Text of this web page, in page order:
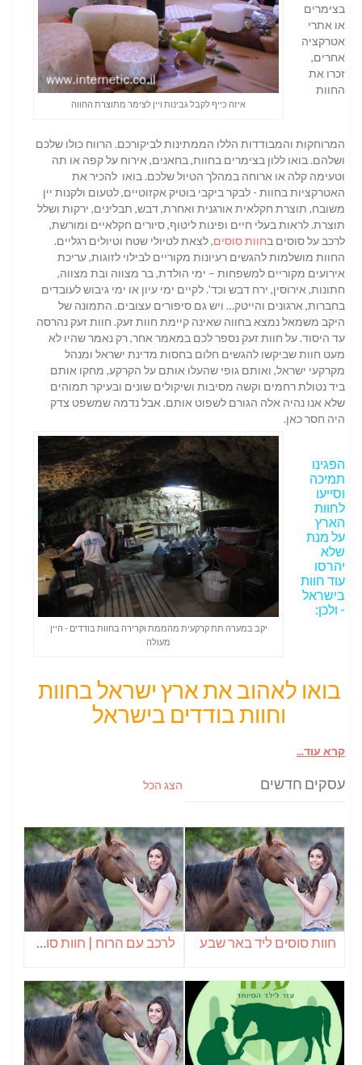
איזה כייף לקבל גבינות ויין לצימר מתוצרת החווה
בצימרים
או אתרי
אטרקציה
אחרים,
זכרו את
החוות
המרוחקות והמבודדות הללו הממתינות לביקורכם. הרווח כולו שלכם
ושלהם. בואו ללון בצימרים בחוות, בחאנים, אירוח על קפה או תה
וטעימה קלה או ארוחה במהלך הטיול שלכם. בואו להכיר את
האטרקציות בחוות - לבקר ביקבי בוטיק אקזוטיים, לטעום ולקנות יין
משובח, תוצרת חקלאית אורגנית ואחרת, דבש, תבלינים, ירקות ושלל
תוצרת. לראות בעלי חיים ופינות ליטוף, סיורים חקלאיים ומורשת,
לרכב על סוסים בחוות סוסים, לצאת לטיולי שטח וטיולים רגליים.
החוות מושלמות להגשים רעיונות מקוריים לבילוי לזוגות, עריכת
אירועים מקוריים למשפחות – ימי הולדת, בר מצווה ובת מצווה,
חתונות, אירוסין, ירח דבש וכד'. לקיים ימי עיון או ימי גיבוש לעובדים
בחברות, ארגונים והייטק… ויש גם סיפורים עצובים. התמונה של
היקב משמאל נמצא בחווה שאינה קיימת חוות זעק. חוות זעק נהרסה
עד היסוד. על חוות זעק נספר לכם במאמר אחר, רק נאמר שהיו לא
מעט חוות שביקשו להגשים חלום בחסות מדינת ישראל ומנהל
מקרקעי ישראל, ואותם גופי שהעלו אותם על הקרקע, מחקו אותם
ביד נטולת רחמים וקשה מסיבות ושיקולים שונים ובעיקר תמוהים
שלא אנו נהיה אלה הגורם לשפוט אותם. אבל נדמה שמשפט צדק
היה חסר כאן.
יקב במערה תת קרקעית מהממת וקרירה בחוות בודדים - היין
מעולה
הפגינו
תמיכה
וסייעו
לחוות
הארץ
על מנת
שלא
יהרסו
עוד חוות
בישראל
- ולכן:
בואו לאהוב את ארץ ישראל בחוות
וחוות בודדים בישראל
קרא עוד...
עסקים חדשים הצג הכל
חוות סוסים ליד באר שבע לרכב עם הרוח | חוות סוסים בנבטים